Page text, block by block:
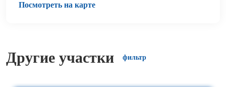
Посмотреть на карте
Другие участки фильтр